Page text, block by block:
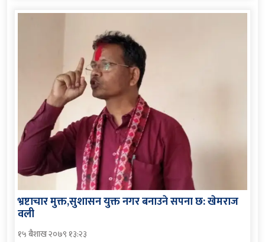
भ्रष्टाचार मुक्त,सुशासन युक्त नगर बनाउने सपना छ: खेमराज
वली
१५ बैशाख २०७९ १३:२३